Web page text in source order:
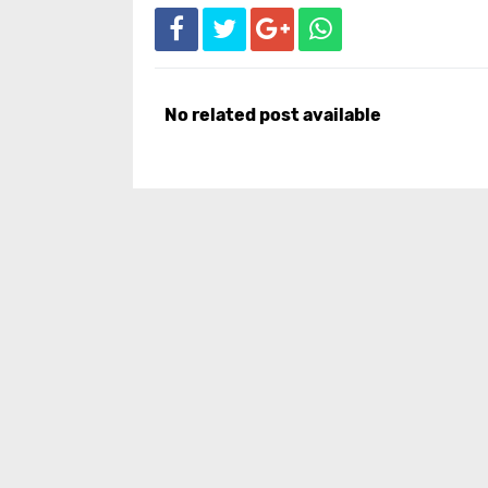
No related post available